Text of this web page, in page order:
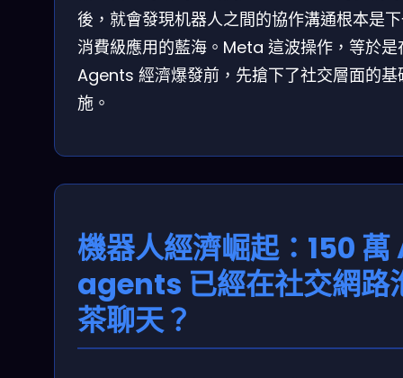
後，就會發現机器人之間的協作溝通根本是
消費級應用的藍海。Meta 這波操作，等於是
Agents 經濟爆發前，先搶下了社交層面的基
施。
機器人經濟崛起：150 萬
agents 已經在社交網路
茶聊天？